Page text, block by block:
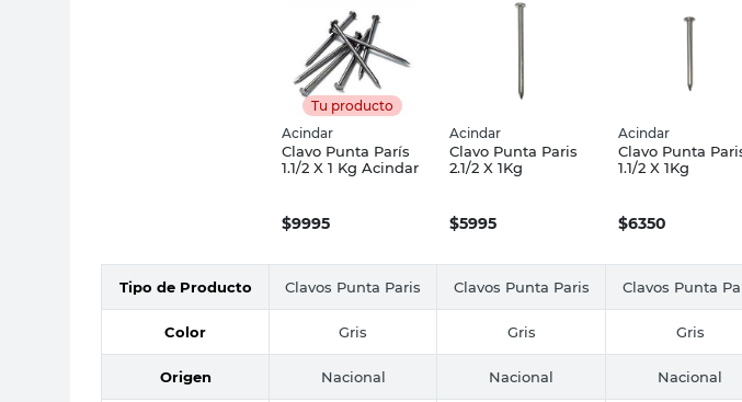
Tu producto
Acindar
Clavo Punta París
1.1/2 X 1 Kg Acindar
$9995
Acindar
Clavo Punta Paris
2.1/2 X 1Kg
$5995
Acindar
Clavo Punta
1.1/2 X 1Kg
$6350
Tipo de Producto Clavos Punta Paris Clavos Punta Paris Clavos Punta
Color Gris Gris Gris
Origen Nacional Nacional Nacional